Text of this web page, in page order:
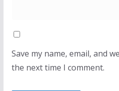
Save my name, email, and
the next time I comment.